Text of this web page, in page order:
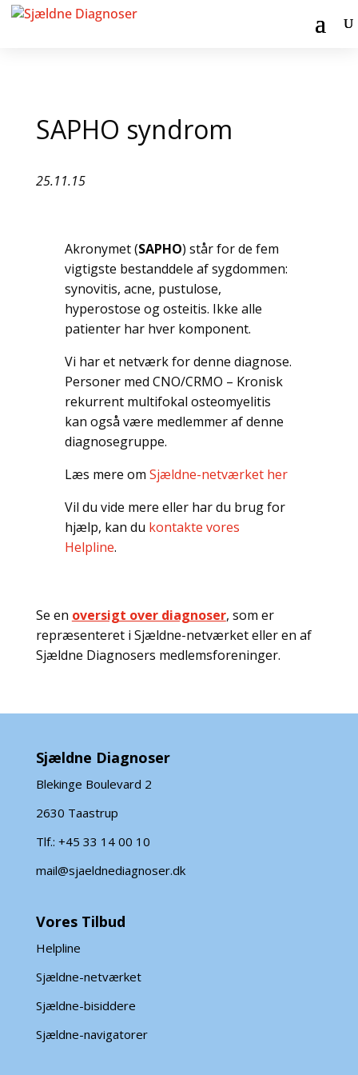
SAPHO syndrom
25.11.15
Akronymet (SAPHO) står for de fem
vigtigste bestanddele af sygdommen:
synovitis, acne, pustulose,
hyperostose og osteitis. Ikke alle
patienter har hver komponent.
Vi har et netværk for denne diagnose.
Personer med CNO/CRMO – Kronisk
rekurrent multifokal osteomyelitis
kan også være medlemmer af denne
diagnosegruppe.
Læs mere om Sjældne-netværket her
Vil du vide mere eller har du brug for
hjælp, kan du kontakte vores
Helpline.
Se en oversigt over diagnoser, som er
repræsenteret i Sjældne-netværket eller en af
Sjældne Diagnosers medlemsforeninger.
Sjældne Diagnoser
Blekinge Boulevard 2
2630 Taastrup
Tlf.: +45 33 14 00 10
mail@sjaeldnediagnoser.dk
Vores Tilbud
Helpline
Sjældne-netværket
Sjældne-bisiddere
Sjældne-navigatorer